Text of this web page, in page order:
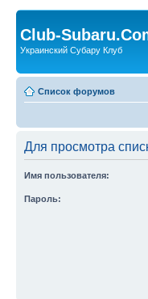
Club-
Украинский Субару Клуб
Список форумов
Для просмотра
Имя пользователя:
Пароль: